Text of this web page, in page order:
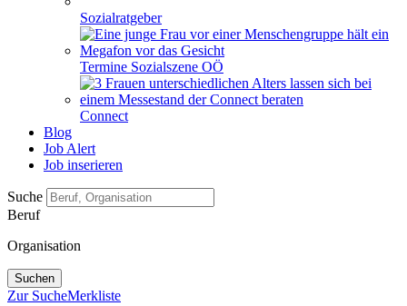
Sozialratgeber
Termine Sozialszene OÖ
Connect
Blog
Job Alert
Job inserieren
Suche
Beruf
Organisation
Suchen
Zur SucheMerkliste